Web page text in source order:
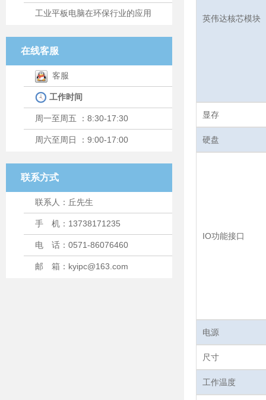
工业平板电脑在环保行业的应用
在线客服
客服
工作时间
周一至周五 ：8:30-17:30
周六至周日 ：9:00-17:00
联系方式
联系人：丘先生
手 机：13738171235
电 话：0571-86076460
邮 箱：kyipc@163.com
英伟达核芯模块
显存
硬盘
IO功能接口
电源
尺寸
工作温度